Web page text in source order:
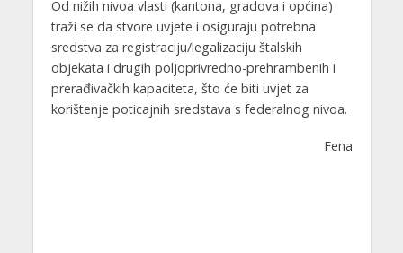
Od nižih nivoa vlasti (kantona, gradova i općina)
traži se da stvore uvjete i osiguraju potrebna
sredstva za registraciju/legalizaciju štalskih
objekata i drugih poljoprivredno-prehrambenih i
prerađivačkih kapaciteta, što će biti uvjet za
korištenje poticajnih sredstava s federalnog nivoa.
Fena